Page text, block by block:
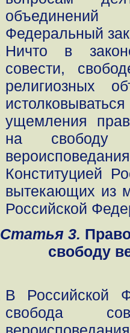
объединений
Федеральный
Ничто в
совести,
религиозных
ущемления
на свободу
Конституцией
вытекающих из
Российской
Статья 3.
свободу
В Российской
свобода